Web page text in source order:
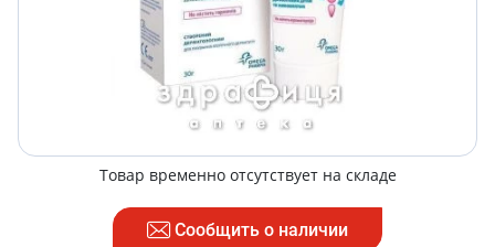
Товар временно отсутствует на складе
Сообщить о наличии